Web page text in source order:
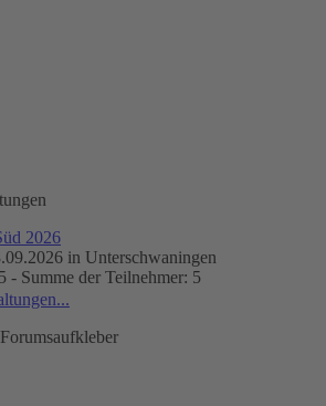
2026
in Unterschwaningen
- Summe der Teilnehmer: 5